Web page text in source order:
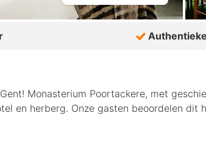
Monasterium Poortackere, met
en herberg. Onze gasten beoordelen dit